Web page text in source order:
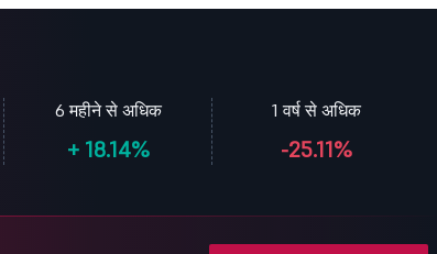
6 महीने से अधिक
+18.14%
1 वर्ष से अधिक
-25.11%